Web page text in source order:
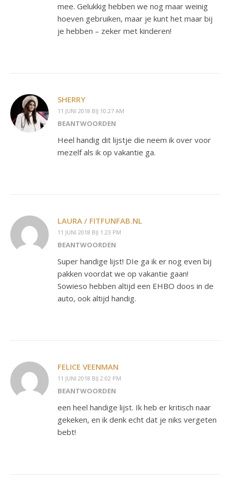
mee. Gelukkig hebben we nog maar weinig
hoeven gebruiken, maar je kunt het maar bij
je hebben – zeker met kinderen!
SHERRY
11 JUNI 2018 BIJ 10:27 AM
BEANTWOORDEN
Heel handig dit lijstje die neem ik over voor
mezelf als ik op vakantie ga.
LAURA / FITFUNFAB.NL
11 JUNI 2018 BIJ 1:23 PM
BEANTWOORDEN
Super handige lijst! DIe ga ik er nog even bij
pakken voordat we op vakantie gaan!
Sowieso hebben altijd een EHBO doos in de
auto, ook altijd handig.
FELICE VEENMAN
11 JUNI 2018 BIJ 2:02 PM
BEANTWOORDEN
een heel handige lijst. Ik heb er kritisch naar
gekeken, en ik denk echt dat je niks vergeten
bebt!